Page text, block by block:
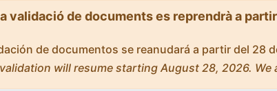
validació de documents es reprendrà a
de documentos se reanudará a partir del 28
will resume starting August 28, 2026.